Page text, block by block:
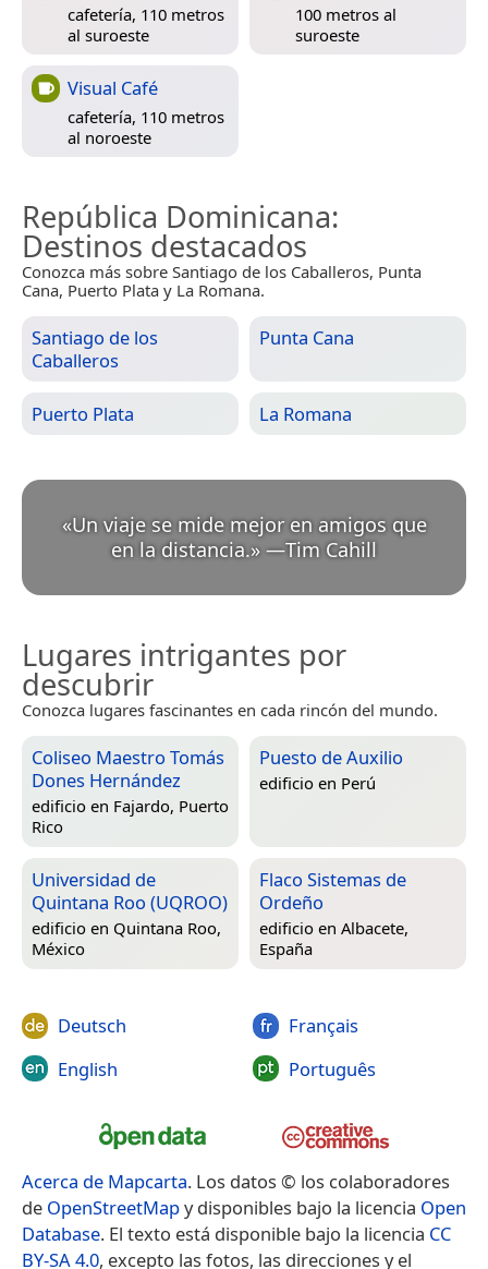
cafetería, 110 metros
al suroeste
100 metros al
suroeste
Visual Café
cafetería, 110 metros
al noroeste
República Dominicana:
Destinos destacados
Conozca más sobre Santiago de los Caballeros, Punta
Cana, Puerto Plata y La Romana.
Santiago de los
Caballeros
Punta Cana
Puerto Plata La Romana
«Un viaje se mide mejor en amigos que
en la distancia.» —Tim Cahill
Lugares intrigantes por
descubrir
Conozca lugares fascinantes en cada rincón del mundo.
Coliseo Maestro Tomás
Dones Hernández
edificio en Fajardo, Puerto
Rico
Puesto de Auxilio
edificio en Perú
Universidad de
Quintana Roo (UQROO)
edificio en Quintana Roo,
México
Flaco Sistemas de
Ordeño
edificio en Albacete,
España
Deutsch
English
Français
Português
Acerca de Mapcarta. Los datos © los colaboradores
de OpenStreetMapy disponibles bajo la licencia Open
Database. El texto está disponible bajo la licencia CC
BY-SA 4.0, excepto las fotos, las direcciones y el